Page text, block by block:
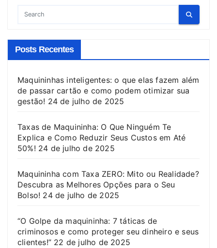
Posts Recentes
Maquininhas inteligentes: o que elas fazem além
de passar cartão e como podem otimizar sua
gestão! 24 de julho de 2025
Taxas de Maquininha: O Que Ninguém Te
Explica e Como Reduzir Seus Custos em Até
50%! 24 de julho de 2025
Maquininha com Taxa ZERO: Mito ou Realidade?
Descubra as Melhores Opções para o Seu
Bolso! 24 de julho de 2025
“O Golpe da maquininha: 7 táticas de
criminosos e como proteger seu dinheiro e seus
clientes!” 22 de julho de 2025